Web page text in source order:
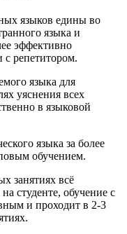
языков едины во
языка и
эффективно
с репетитором.
языка для
уяснения всех
в языковой
языка за более
обучением.
занятиях всё
студенте, обучение с
и проходит в 2-3